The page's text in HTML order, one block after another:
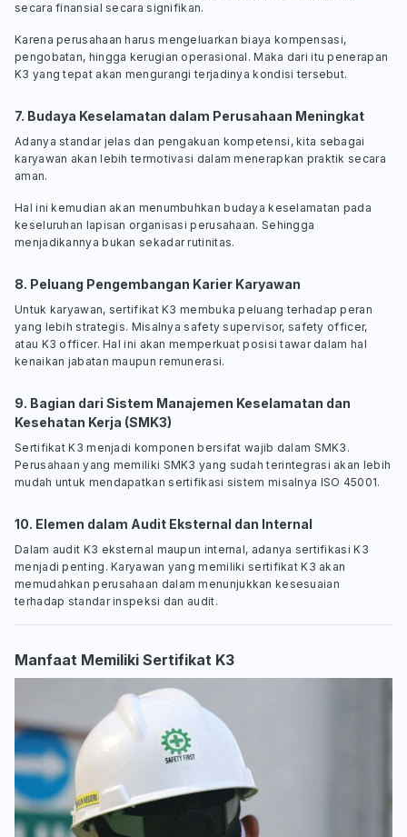
secara finansial secara signifikan.
Karena perusahaan harus mengeluarkan biaya kompensasi,
pengobatan, hingga kerugian operasional. Maka dari itu penerapan
K3 yang tepat akan mengurangi terjadinya kondisi tersebut.
7. Budaya Keselamatan dalam Perusahaan Meningkat
Adanya standar jelas dan pengakuan kompetensi, kita sebagai
karyawan akan lebih termotivasi dalam menerapkan praktik secara
aman.
Hal ini kemudian akan menumbuhkan budaya keselamatan pada
keseluruhan lapisan organisasi perusahaan. Sehingga
menjadikannya bukan sekadar rutinitas.
8. Peluang Pengembangan Karier Karyawan
Untuk karyawan, sertifikat K3 membuka peluang terhadap peran
yang lebih strategis. Misalnya safety supervisor, safety officer,
atau K3 officer. Hal ini akan memperkuat posisi tawar dalam hal
kenaikan jabatan maupun remunerasi.
9. Bagian dari Sistem Manajemen Keselamatan dan
Kesehatan Kerja (SMK3)
Sertifikat K3 menjadi komponen bersifat wajib dalam SMK3.
Perusahaan yang memiliki SMK3 yang sudah terintegrasi akan lebih
mudah untuk mendapatkan sertifikasi sistem misalnya ISO 45001.
10. Elemen dalam Audit Eksternal dan Internal
Dalam audit K3 eksternal maupun internal, adanya sertifikasi K3
menjadi penting. Karyawan yang memiliki sertifikat K3 akan
memudahkan perusahaan dalam menunjukkan kesesuaian
terhadap standar inspeksi dan audit.
Manfaat Memiliki Sertifikat K3